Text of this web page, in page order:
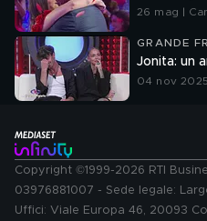
26 mag |
GRANDE
Jonita: un
04 nov
Copyright ©1999-2026 RTI
03976881007 - Sede legale:
Uffici: Viale Europa 46, 20093